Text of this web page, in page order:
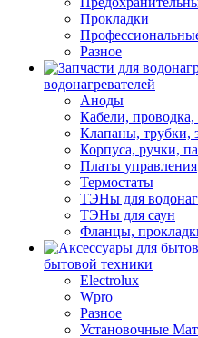
Прокладки
Разное
водонагревателей
Аноды
Кабели,
Клапаны, трубки,
Корпуса, ручки,
Платы управления
Термостаты
ТЭНы для
ТЭНы для саун
Фланцы,
бытовой техники
Electrolux
Wpro
Разное
Установочные